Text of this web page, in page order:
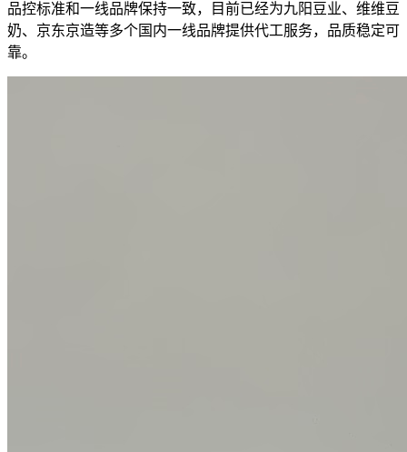
品控标准和一线品牌保持一致，目前已经为九阳豆业、维维豆
奶、京东京造等多个国内一线品牌提供代工服务，品质稳定可
靠。